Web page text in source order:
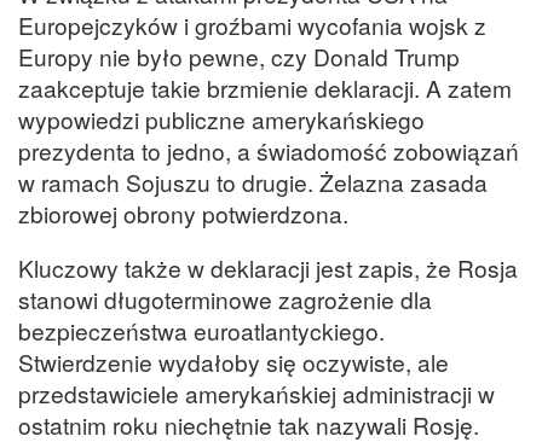
Europejczyków i groźbami wycofania wojsk z
Europy nie było pewne, czy Donald Trump
zaakceptuje takie brzmienie deklaracji. A zatem
wypowiedzi publiczne amerykańskiego
prezydenta to jedno, a świadomość zobowiązań
w ramach Sojuszu to drugie. Żelazna zasada
zbiorowej obrony potwierdzona.
Kluczowy także w deklaracji jest zapis, że Rosja
stanowi długoterminowe zagrożenie dla
bezpieczeństwa euroatlantyckiego.
Stwierdzenie wydałoby się oczywiste, ale
przedstawiciele amerykańskiej administracji w
ostatnim roku niechętnie tak nazywali Rosję.